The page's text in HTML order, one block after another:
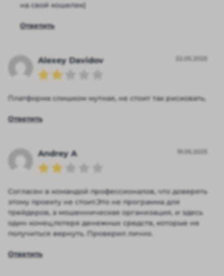
на свой кошелек)
Ответить
Alexey Davidov 22.05.2025
Платформа слишком мутная, не стоит так рисковать.
Ответить
Andrey A 19.05.2025
Согласен в командой профессионалов, что доверять
этому проекту не стоит.Это не программа для
трейдеров, а мошенническая организация, и здесь
один конец,потеря денежных средств, которые не
получиться вернуть. Проверил лично.
Ответить